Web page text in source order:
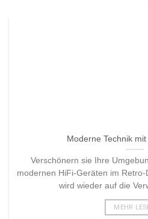
Moderne Technik
Verschönern sie Ihre
modernen HiFi-Geräten im
wird wieder auf die
MEHR